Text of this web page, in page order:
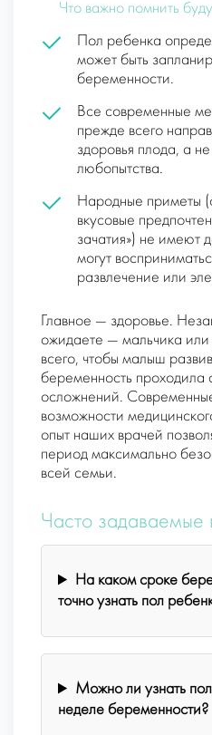
Что важно помнить
Пол ребенка
может быть
беременности.
Все современные
прежде всего
здоровья плода, а
любопытства.
Народные приметы
вкусовые
зачатия») не имеют
могут
развлечение или
Главное — здоровье.
ожидаете — мальчика
всего, чтобы малыш
беременность проходила
осложнений.
возможности
опыт наших врачей
период максимально
всей семьи.
Часто задаваемые
На каком сроке
точно узнать пол
Можно ли узнать
неделе беременности?